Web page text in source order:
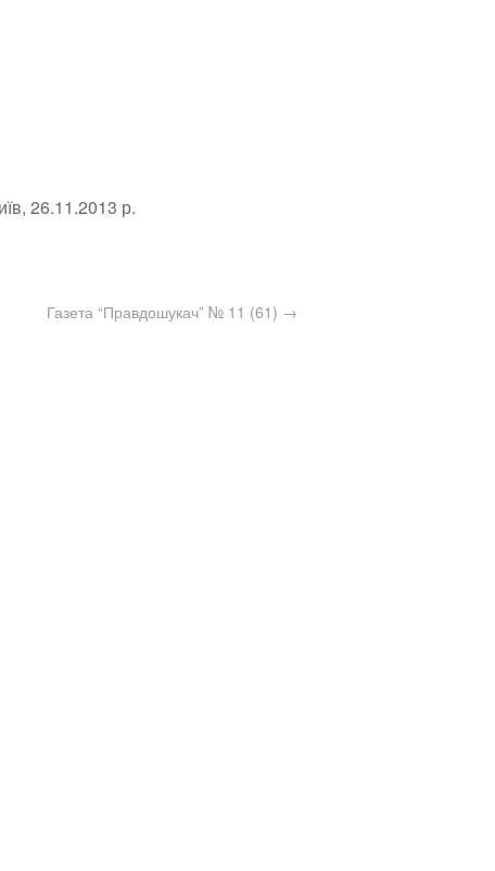
26.11.2013 р.
Газета “Правдошукач” № 11 (61) →